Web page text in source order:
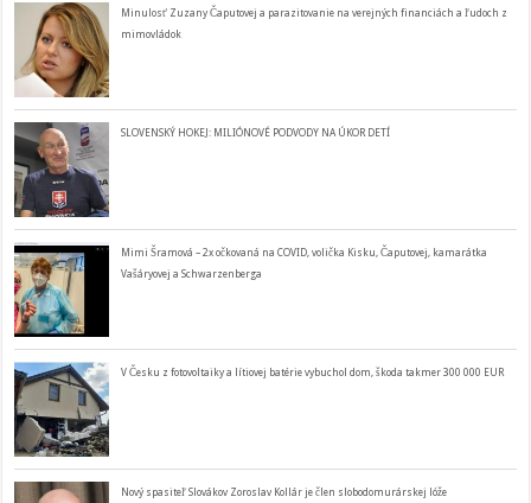
Minulosť Zuzany Čaputovej a parazitovanie na verejných financiách a ľudoch z
mimovládok
SLOVENSKÝ HOKEJ: MILIÓNOVÉ PODVODY NA ÚKOR DETÍ
Mimi Šramová – 2x očkovaná na COVID, volička Kisku, Čaputovej, kamarátka
Vašáryovej a Schwarzenberga
V Česku z fotovoltaiky a lítiovej batérie vybuchol dom, škoda takmer 300 000 EUR
Nový spasiteľ Slovákov Zoroslav Kollár je člen slobodomurárskej lóže